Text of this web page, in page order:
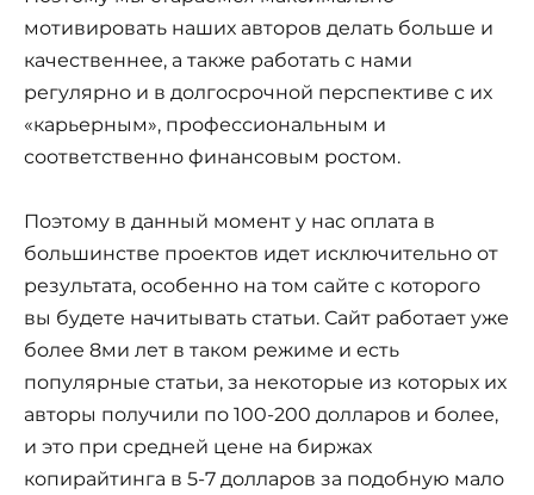
мотивировать наших авторов делать больше и
качественнее, а также работать с нами
регулярно и в долгосрочной перспективе с их
«карьерным», профессиональным и
соответственно финансовым ростом.
Поэтому в данный момент у нас оплата в
большинстве проектов идет исключительно от
результата, особенно на том сайте с которого
вы будете начитывать статьи. Сайт работает уже
более 8ми лет в таком режиме и есть
популярные статьи, за некоторые из которых их
авторы получили по 100-200 долларов и более,
и это при средней цене на биржах
копирайтинга в 5-7 долларов за подобную мало